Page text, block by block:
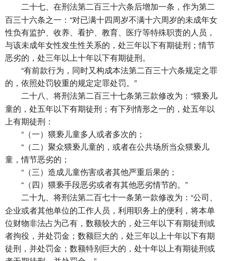
二十七、 在刑法第二百三十六条后增加一条，作为第二
百三十六条之一：“对已满十四周岁不满十六周岁的未成年女
性负有监护、收养、看护、教育、医疗等特殊职责的人员，
与该未成年女性发生性关系的，处三年以下有期徒刑；情节
恶劣的，处三年以上十年以下有期徒刑。
“有前款行为，同时又构成本法第二百三十六条规定之罪
的，依照处罚较重的规定定罪处罚。”
二十八、 将刑法第二百三十七条第三款修改为：“猥亵儿
童的，处五年以下有期徒刑；有下列情形之一的，处五年以
上有期徒刑：
“（一）猥亵儿童多人或者多次的；
“（二）聚众猥亵儿童的，或者在公共场所当众猥亵儿
童，情节恶劣的；
“（三）造成儿童伤害或者其他严重后果的；
“（四）猥亵手段恶劣或者有其他恶劣情节的。”
二十九、 将刑法第二百七十一条第一款修改为：“公司、
企业或者其他单位的工作人员，利用职务上的便利，将本单
位财物非法占为己有，数额较大的，处三年以下有期徒刑或
者拘役，并处罚金；数额巨大的，处三年以上十年以下有期
徒刑，并处罚金；数额特别巨大的，处十年以上有期徒刑或